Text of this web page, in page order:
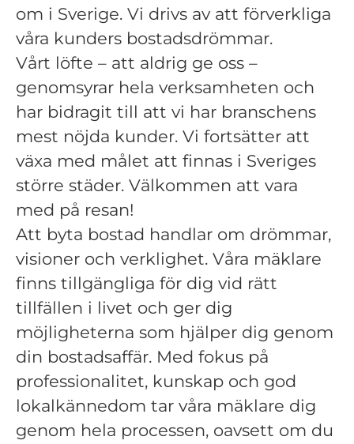
om i Sverige. Vi drivs av att förverkliga
våra kunders bostadsdrömmar.
Vårt löfte – att aldrig ge oss –
genomsyrar hela verksamheten och
har bidragit till att vi har branschens
mest nöjda kunder. Vi fortsätter att
växa med målet att finnas i Sveriges
större städer. Välkommen att vara
med på resan!
Att byta bostad handlar om drömmar,
visioner och verklighet. Våra mäklare
finns tillgängliga för dig vid rätt
tillfällen i livet och ger dig
möjligheterna som hjälper dig genom
din bostadsaffär. Med fokus på
professionalitet, kunskap och god
lokalkännedom tar våra mäklare dig
genom hela processen, oavsett om du